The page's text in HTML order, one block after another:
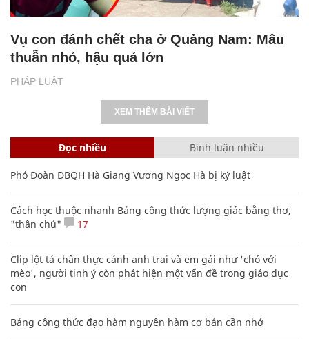
PHÁP LUẬT
Vụ con đánh chết cha ở Quảng Nam: Mâu
thuẫn nhỏ, hậu quả lớn
XEM THÊM BÀI VIẾT
Đọc nhiều Bình luận nhiều
Phó Đoàn ĐBQH Hà Giang Vương Ngọc Hà bị kỷ luật
Cách học thuộc nhanh Bảng công thức lượng giác bằng thơ,
"thần chú"
17
Clip lột tả chân thực cảnh anh trai và em gái như 'chó với
mèo', người tinh ý còn phát hiện một vấn đề trong giáo dục
con
Bảng công thức đạo hàm nguyên hàm cơ bản cần nhớ